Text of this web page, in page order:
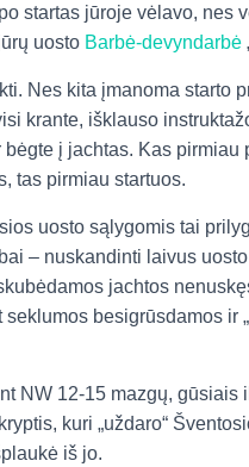
startas jūroje vėlavo, nes
uosto Barbė-devyndarbė
Nes kita įmanoma starto
krante, išklauso
bėgte į jachtas. Kas pirmiau
tas pirmiau startuos.
uosto sąlygomis tai
– nuskandinti laivus
jachtos
seklumos besigrūsdamos ir
NW 12-15 mazgų, gūsiais
kuri „uždaro“
iš jo.